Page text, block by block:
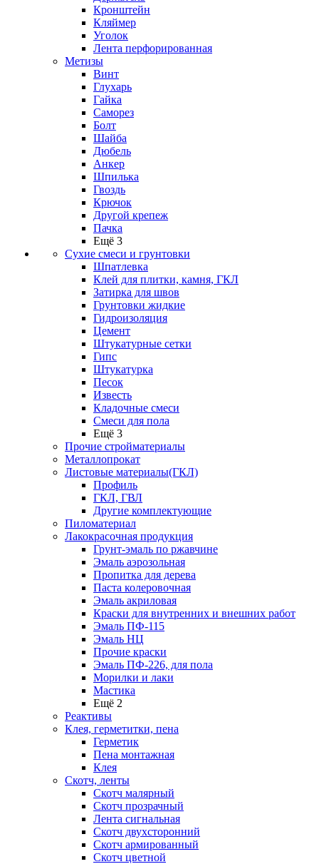
Кронштейн
Кляймер
Уголок
Лента перфорированная
Метизы
Винт
Глухарь
Гайка
Саморез
Болт
Шайба
Дюбель
Анкер
Шпилька
Гвоздь
Крючок
Другой крепеж
Пачка
Ещё 3
Сухие смеси и грунтовки
Шпатлевка
Клей для плитки, камня, ГКЛ
Затирка для швов
Грунтовки жидкие
Гидроизоляция
Цемент
Штукатурные сетки
Гипс
Штукатурка
Песок
Известь
Кладочные смеси
Смеси для пола
Ещё 3
Прочие стройматериалы
Металлопрокат
Листовые материалы(ГКЛ)
Профиль
ГКЛ, ГВЛ
Другие комплектующие
Пиломатериал
Лакокрасочная продукция
Грунт-эмаль по ржавчине
Эмаль аэрозольная
Пропитка для дерева
Паста колеровочная
Эмаль акриловая
Краски для внутренних и внешних работ
Эмаль ПФ-115
Эмаль НЦ
Прочие краски
Эмаль ПФ-226, для пола
Морилки и лаки
Мастика
Ещё 2
Реактивы
Клея, герметитки, пена
Герметик
Пена монтажная
Клея
Скотч, ленты
Скотч малярный
Скотч прозрачный
Лента сигнальная
Скотч двухсторонний
Скотч армированный
Скотч цветной